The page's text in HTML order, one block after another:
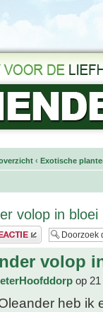
‹ Exotische
volop in bloei
volop
op
heb ik